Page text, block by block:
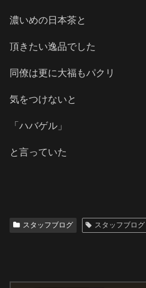
濃いめの日本茶と
頂きたい逸品でした
同僚は更に大福もパクリ
気をつけないと
「ハバゲル」
と言っていた
スタッフブログ スタッフブログ